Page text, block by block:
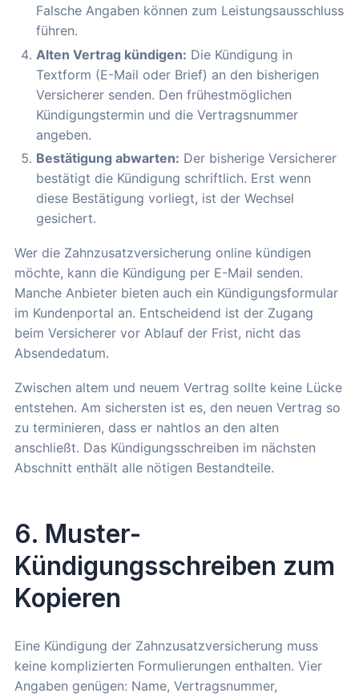
Falsche Angaben können zum Leistungsausschluss
führen.
Alten Vertrag kündigen: Die Kündigung in
Textform (E-Mail oder Brief) an den bisherigen
Versicherer senden. Den frühestmöglichen
Kündigungstermin und die Vertragsnummer
angeben.
Bestätigung abwarten: Der bisherige Versicherer
bestätigt die Kündigung schriftlich. Erst wenn
diese Bestätigung vorliegt, ist der Wechsel
gesichert.
Wer die Zahnzusatzversicherung online kündigen
möchte, kann die Kündigung per E-Mail senden.
Manche Anbieter bieten auch ein Kündigungsformular
im Kundenportal an. Entscheidend ist der Zugang
beim Versicherer vor Ablauf der Frist, nicht das
Absendedatum.
Zwischen altem und neuem Vertrag sollte keine Lücke
entstehen. Am sichersten ist es, den neuen Vertrag so
zu terminieren, dass er nahtlos an den alten
anschließt. Das Kündigungsschreiben im nächsten
Abschnitt enthält alle nötigen Bestandteile.
6. Muster-
Kündigungsschreiben zum
Kopieren
Eine Kündigung der Zahnzusatzversicherung muss
keine komplizierten Formulierungen enthalten. Vier
Angaben genügen: Name, Vertragsnummer,